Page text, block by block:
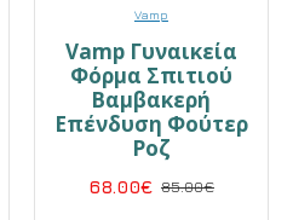
Vamp
Vamp Γυναικεία
Φόρμα Σπιτιού
Βαμβακερή
Επένδυση Φούτερ
Ροζ
68.00€ 85.00€